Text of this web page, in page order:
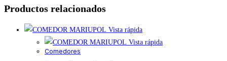
Productos relacionados
Vista rápida
Vista rápida
Comedores